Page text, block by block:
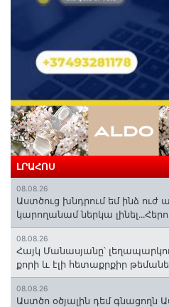
ԼՐԱՀՈՍ
08.08.26
Աստծուց խնդրում եմ ինձ ուժ
կարողանամ ներկա
08.08.26
Հայկ Մանասյանը՝
քորի և էլի հետաքրքիր
08.08.26
Աստծո օծյալին դեմ գնացողն